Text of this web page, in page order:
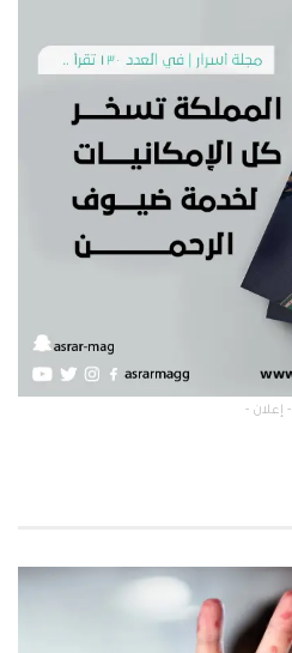
- إعلان -